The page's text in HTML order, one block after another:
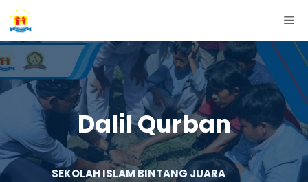
Skip
to
content
Dalil Qurban
SEKOLAH ISLAM BINTANG JUARA